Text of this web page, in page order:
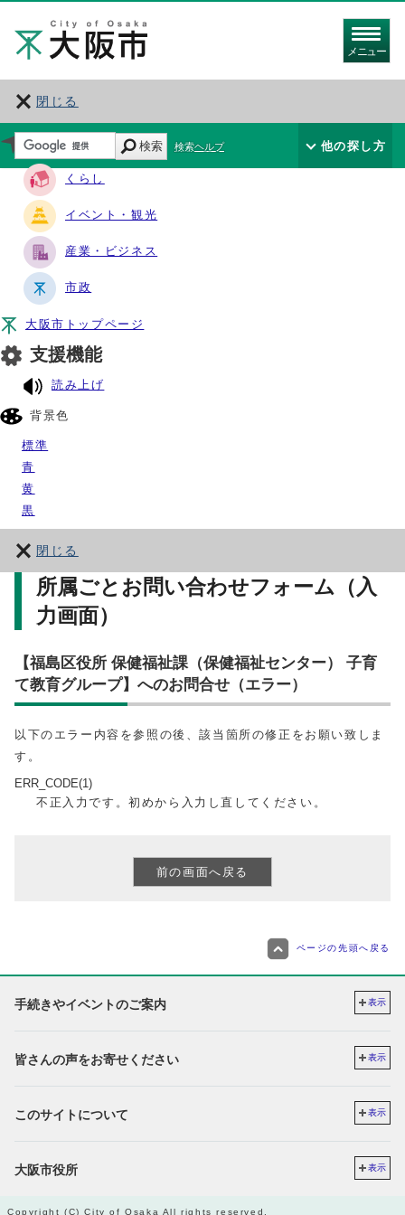
メニュー
閉じる
サイト・ナビ
くらし
イベント・観光
産業・ビジネス
市政
大阪市トップページ
支援機能
読み上げ
背景色
標準
青
黄
黒
閉じる
検索 検索ヘルプ 他の探し方
所属ごとお問い合わせフォーム（入
力画面）
【福島区役所 保健福祉課（保健福祉センター） 子育
て教育グループ】へのお問合せ（エラー）
以下のエラー内容を参照の後、該当箇所の修正をお願い致しま
す。
ERR_CODE(1)
不正入力です。初めから入力し直してください。
ページの先頭へ戻る
手続きやイベントのご案内 表示
皆さんの声をお寄せください 表示
このサイトについて 表示
大阪市役所 表示
Copyright (C) City of Osaka All rights reserved.